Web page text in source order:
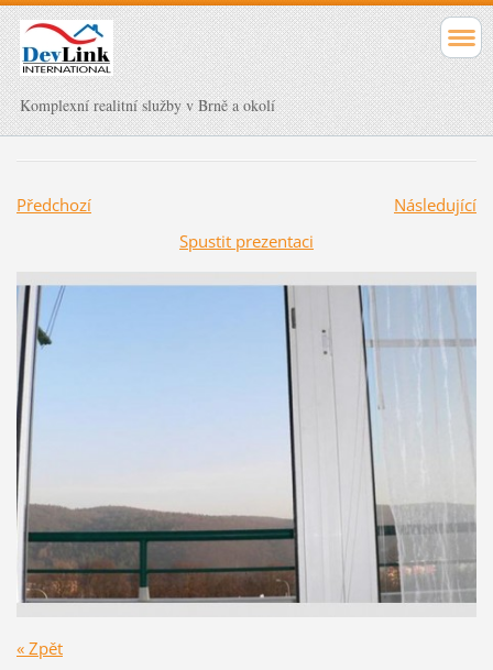
Komplexní realitní služby v Brně a okolí
Předchozí
Následující
Spustit prezentaci
« Zpět